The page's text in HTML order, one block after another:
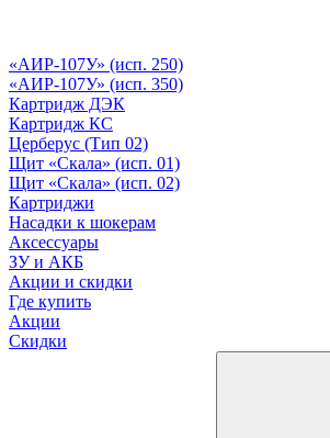
«АИР-107У» (исп. 250)
«АИР-107У» (исп. 350)
Картридж ДЭК
Картридж КС
Церберус (Тип 02)
Щит «Скала» (исп. 01)
Щит «Скала» (исп. 02)
Картриджи
Насадки к шокерам
Аксессуары
ЗУ и АКБ
Акции и скидки
Где купить
Акции
Скидки